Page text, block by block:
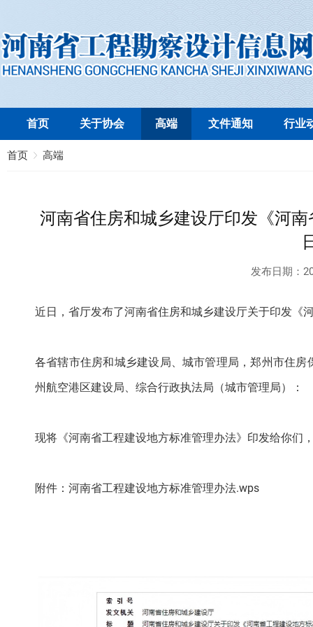
首页 关于协会 高端 文件通知 行业
首页 高端
河南省住房和城乡建设厅印发《河
发布日期：
近日，省厅发布了河南省住房和城乡建设厅关于印发《
各省辖市住房和城乡建设局、城市管理局，郑州市住
州航空港区建设局、综合行政执法局（城市管理局）：
现将《河南省工程建设地方标准管理办法》印发给你们
附件：河南省工程建设地方标准管理办法.wps